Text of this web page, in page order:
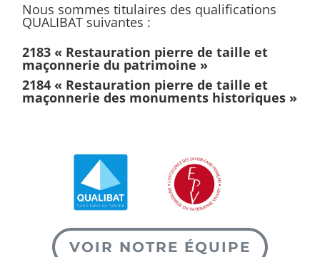
Nous sommes titulaires des qualifications
QUALIBAT suivantes :
2183 « Restauration pierre de taille et
maçonnerie du patrimoine »
2184 « Restauration pierre de taille et
maçonnerie des monuments historiques »
VOIR NOTRE ÉQUIPE